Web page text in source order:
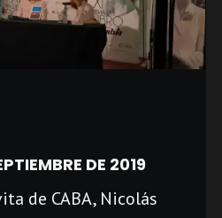
DE 2019
de CABA, Nicolás